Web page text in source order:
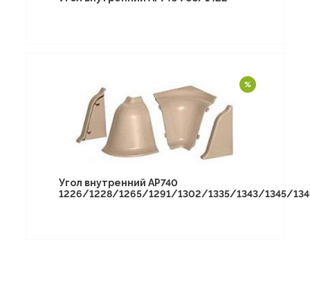
Угол внутренний АР740
1226/1228/1265/1291/1302/1335/1343/1345/